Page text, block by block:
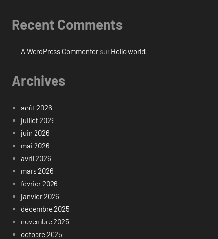
Recent Comments
A WordPress Commentersur Hello world!
Archives
août 2026
juillet 2026
juin 2026
mai 2026
avril 2026
mars 2026
février 2026
janvier 2026
décembre 2025
novembre 2025
octobre 2025